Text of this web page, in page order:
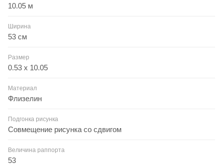
10.05 м
Ширина
53 см
Размер
0.53 x 10.05
Материал
Флизелин
Подгонка рисунка
Совмещение рисунка со сдвигом
Величина раппорта
53